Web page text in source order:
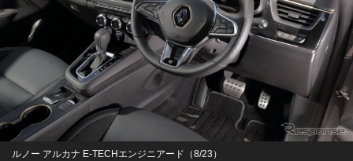
ルノー アルカナ E-TECHエンジニアード（8/23）